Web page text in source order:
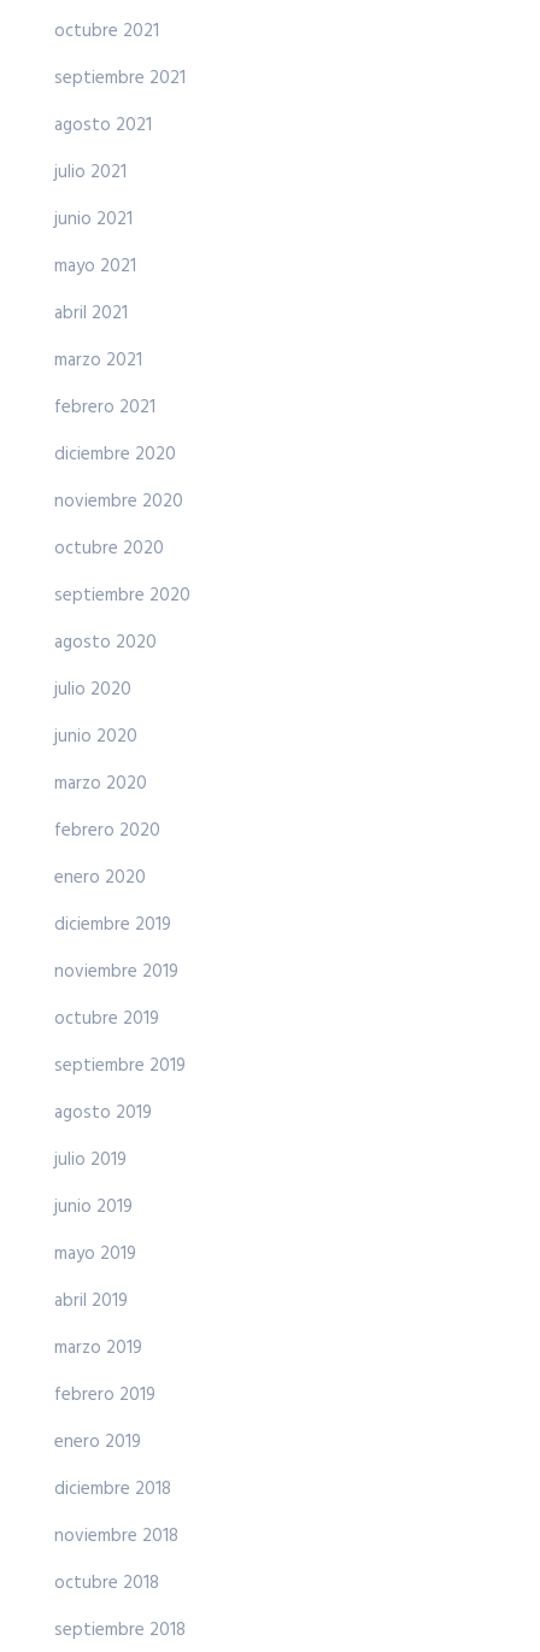
octubre 2021
septiembre 2021
agosto 2021
julio 2021
junio 2021
mayo 2021
abril 2021
marzo 2021
febrero 2021
diciembre 2020
noviembre 2020
octubre 2020
septiembre 2020
agosto 2020
julio 2020
junio 2020
marzo 2020
febrero 2020
enero 2020
diciembre 2019
noviembre 2019
octubre 2019
septiembre 2019
agosto 2019
julio 2019
junio 2019
mayo 2019
abril 2019
marzo 2019
febrero 2019
enero 2019
diciembre 2018
noviembre 2018
octubre 2018
septiembre 2018